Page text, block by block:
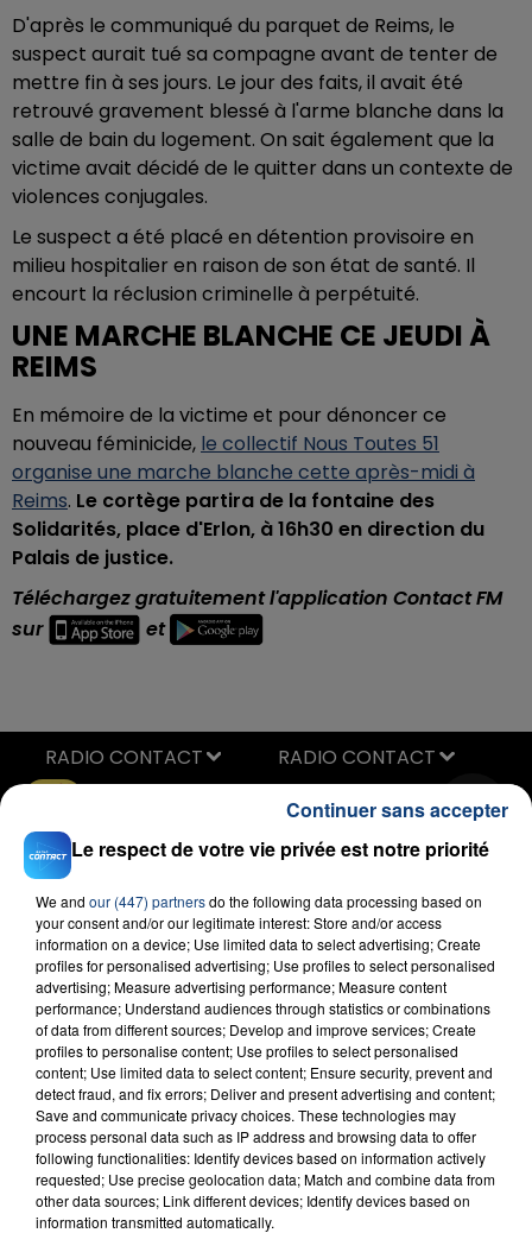
D'après le communiqué du parquet de Reims, le
suspect aurait tué sa compagne avant de tenter de
mettre fin à ses jours. Le jour des faits, il avait été
retrouvé gravement blessé à l'arme blanche dans la
salle de bain du logement. On sait également que la
victime avait décidé de le quitter dans un contexte de
violences conjugales.
Le suspect a été placé en détention provisoire en
milieu hospitalier en raison de son état de santé. Il
encourt la réclusion criminelle à perpétuité.
UNE MARCHE BLANCHE CE JEUDI À
REIMS
En mémoire de la victime et pour dénoncer ce
nouveau féminicide, le collectif Nous Toutes 51
organise une marche blanche cette après-midi à
Reims. Le cortège partira de la fontaine des
Solidarités, place d'Erlon, à 16h30 en direction du
Palais de justice.
Téléchargez gratuitement l'application Contact FM
sur
et
Talk To You
ANOTR & 54 ULTRA
RADIO CONTACT
FIL D'ACTU
Le respect de votre vie privée est notre priorité
We and our (447) partnersdo the following data processing based on
your consent and/or our legitimate interest: Store and/or access
information on a device; Use limited data to select advertising; Create
profiles for personalised advertising; Use profiles to select personalised
advertising; Measure advertising performance; Measure content
performance; Understand audiences through statistics or combinations
of data from different sources; Develop and improve services; Create
profiles to personalise content; Use profiles to select personalised
content; Use limited data to select content; Ensure security, prevent and
detect fraud, and fix errors; Deliver and present advertising and content;
Save and communicate privacy choices. These technologies may
process personal data such as IP address and browsing data to offer
following functionalities: Identify devices based on information actively
requested; Use precise geolocation data; Match and combine data from
other data sources; Link different devices; Identify devices based on
information transmitted automatically.
Continuer sans accepter